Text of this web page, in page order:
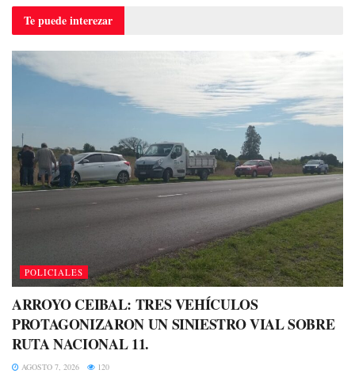
Te puedeinterezar
POLICIALES
ARROYO CEIBAL: TRES VEHÍCULOS
PROTAGONIZARON UN SINIESTRO VIAL SOBRE
RUTA NACIONAL 11.
AGOSTO 7, 2026 120